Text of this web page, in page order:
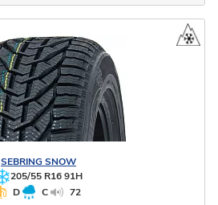
SEBRING SNOW
205/55 R16 91H
D
C 72